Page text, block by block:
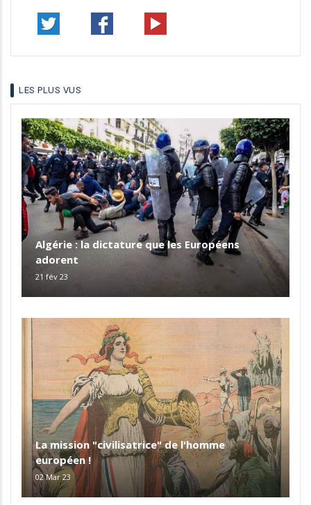
LES PLUS VUS
Algérie : la dictature que les Européens
adorent
21 fév 23
La mission "civilisatrice" de l'homme
européen !
02 Mar 23